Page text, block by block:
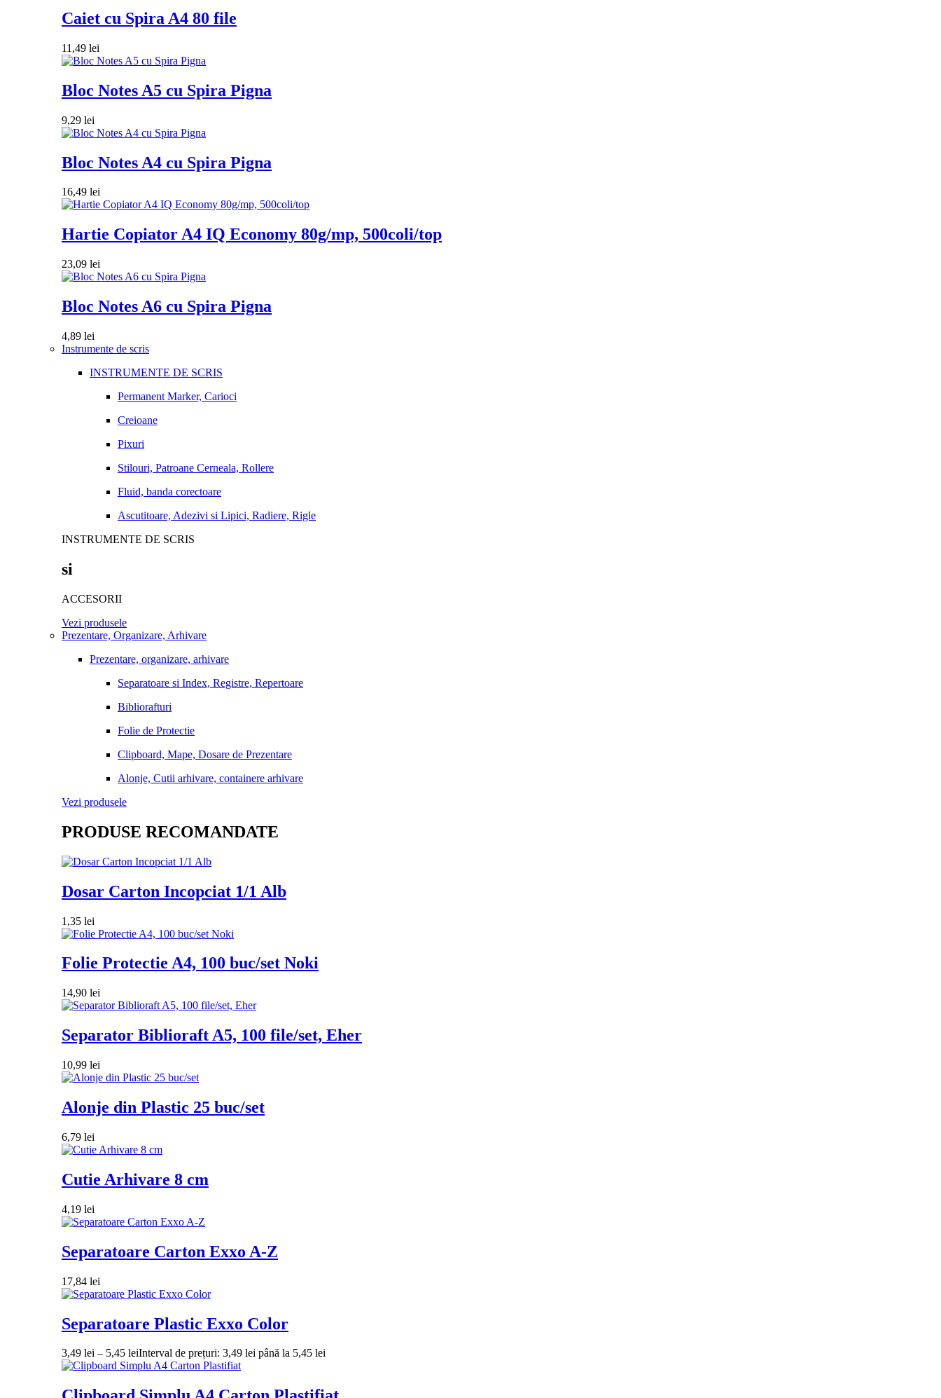
Caiet cu Spira A4 80 file
11,49 lei
Bloc Notes A5 cu Spira Pigna
9,29 lei
Bloc Notes A4 cu Spira Pigna
16,49 lei
Hartie Copiator A4 IQ Economy 80g/mp, 500coli/top
23,09 lei
Bloc Notes A6 cu Spira Pigna
4,89 lei
Instrumente de scris
INSTRUMENTE DE SCRIS
Permanent Marker, Carioci
Creioane
Pixuri
Stilouri, Patroane Cerneala, Rollere
Fluid, banda corectoare
Ascutitoare, Adezivi si Lipici, Radiere, Rigle
INSTRUMENTE DE SCRIS
si
ACCESORII
Vezi produsele
Prezentare, Organizare, Arhivare
Prezentare, organizare, arhivare
Separatoare si Index, Registre, Repertoare
Bibliorafturi
Folie de Protectie
Clipboard, Mape, Dosare de Prezentare
Alonje, Cutii arhivare, containere arhivare
Vezi produsele
PRODUSE RECOMANDATE
Dosar Carton Incopciat 1/1 Alb
1,35 lei
Folie Protectie A4, 100 buc/set Noki
14,90 lei
Separator Biblioraft A5, 100 file/set, Eher
10,99 lei
Alonje din Plastic 25 buc/set
6,79 lei
Cutie Arhivare 8 cm
4,19 lei
Separatoare Carton Exxo A-Z
17,84 lei
Separatoare Plastic Exxo Color
3,49 lei – 5,45 leiInterval de prețuri: 3,49 lei până la 5,45 lei